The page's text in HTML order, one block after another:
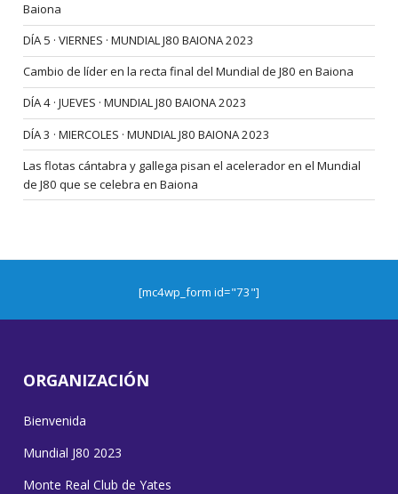
Baiona
DÍA 5 · VIERNES · MUNDIAL J80 BAIONA 2023
Cambio de líder en la recta final del Mundial de J80 en Baiona
DÍA 4 · JUEVES · MUNDIAL J80 BAIONA 2023
DÍA 3 · MIERCOLES · MUNDIAL J80 BAIONA 2023
Las flotas cántabra y gallega pisan el acelerador en el Mundial
de J80 que se celebra en Baiona
[mc4wp_form id="73"]
ORGANIZACIÓN
Bienvenida
Mundial J80 2023
Monte Real Club de Yates